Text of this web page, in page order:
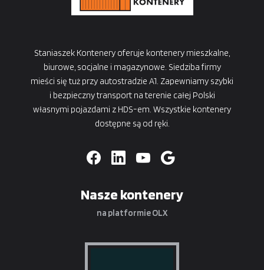
Staniaszek Kontenery oferuje kontenery mieszkalne,
biurowe, socjalne i magazynowe. Siedziba firmy
mieści się tuż przy autostradzie A1. Zapewniamy szybki
i bezpieczny transport na terenie całej Polski
własnymi pojazdami z HDS-em. Wszystkie kontenery
dostępne są od ręki.
Nasze kontenery
na platformie OLX